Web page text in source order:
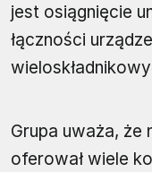
jest osiągnięcie
łączności
Grupa uważa, że
oferował wiele